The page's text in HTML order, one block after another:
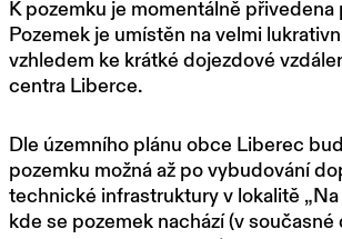
K pozemku je momentálně přivedena
Pozemek je umístěn na velmi
vzhledem ke krátké dojezdové
centra Liberce.
Dle územního plánu obce Liberec
pozemku možná až po vybudování
technické infrastruktury v lokalitě „Na
kde se pozemek nachází (v